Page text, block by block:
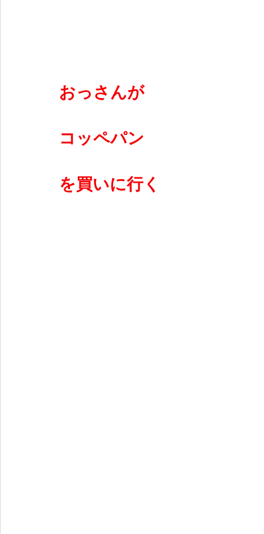
おっさんが
コッペパン
を買いに行く